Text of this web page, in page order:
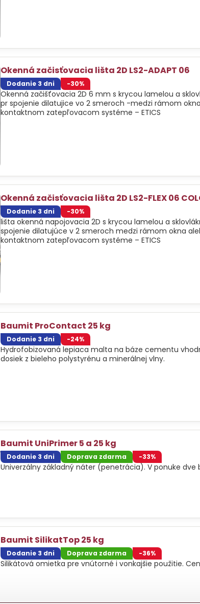
Okenná začisťovacia lišta 2D LS2-ADAPT 06
Dodanie 3 dni -30%
Okenná začišťovacia 2D 6 mm s krycou lamelou a
pr spojenie dilatujice vo 2 smeroch -medzi rámom
kontaktnom zatepľovacom systéme – ETICS
Okenná začisťovacia lišta 2D LS2-FLEX 06
Dodanie 3 dni -30%
lišta okenná napojovacia 2D s krycou lamelou a
spojenie dilatujúce v 2 smeroch medzi rámom okna
kontaktnom zatepľovacom systéme – ETICS
Baumit ProContact 25 kg
Dodanie 3 dni -24%
Hydrofobizovaná lepiaca malta na báze cementu
dosiek z bieleho polystyrénu a minerálnej vlny.
Baumit UniPrimer 5 a 25 kg
Dodanie 3 dni Doprava zdarma -33%
Univerzálny základný náter (penetrácia). V ponuke dve
Baumit SilikatTop 25 kg
Dodanie 3 dni Doprava zdarma -36%
Silikátová omietka pre vnútorné i vonkajšie použitie.